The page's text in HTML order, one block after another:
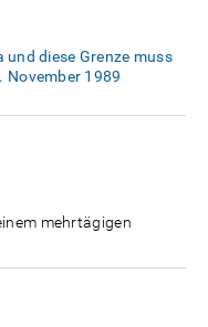
und diese Grenze muss
November 1989
mehrtägigen